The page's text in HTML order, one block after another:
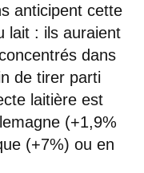
anticipent cette
lait : ils auraient
dans
de tirer parti
laitière est
(+1,9%
(+7%) ou en